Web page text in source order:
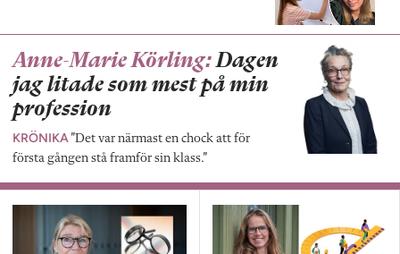
Anne-Marie Körling:Dagen
jag litade som mest på min
profession
KRÖNIKA ”Det var närmast en chock att för
första gången stå framför sin klass.”